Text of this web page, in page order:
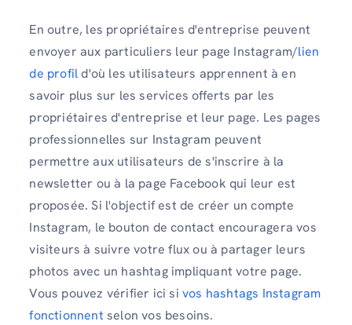
En outre, les propriétaires d'entreprise peuvent
envoyer aux particuliers leur page Instagram/lien
de profild'où les utilisateurs apprennent à en
savoir plus sur les services offerts par les
propriétaires d'entreprise et leur page. Les pages
professionnelles sur Instagram peuvent
permettre aux utilisateurs de s'inscrire à la
newsletter ou à la page Facebook qui leur est
proposée. Si l'objectif est de créer un compte
Instagram, le bouton de contact encouragera vos
visiteurs à suivre votre flux ou à partager leurs
photos avec un hashtag impliquant votre page.
Vous pouvez vérifier ici si vos hashtags Instagram
fonctionnent selon vos besoins.